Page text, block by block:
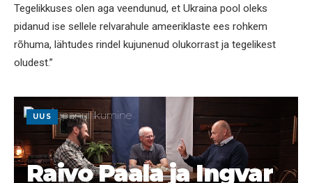
Tegelikkuses olen aga veendunud, et Ukraina pool oleks
pidanud ise sellele relvarahule ameeriklaste ees rohkem
rõhuma, lähtudes rindel kujunenud olukorrast ja tegelikest
oludest.”
UUS
Raivo Paala ja Ingvar